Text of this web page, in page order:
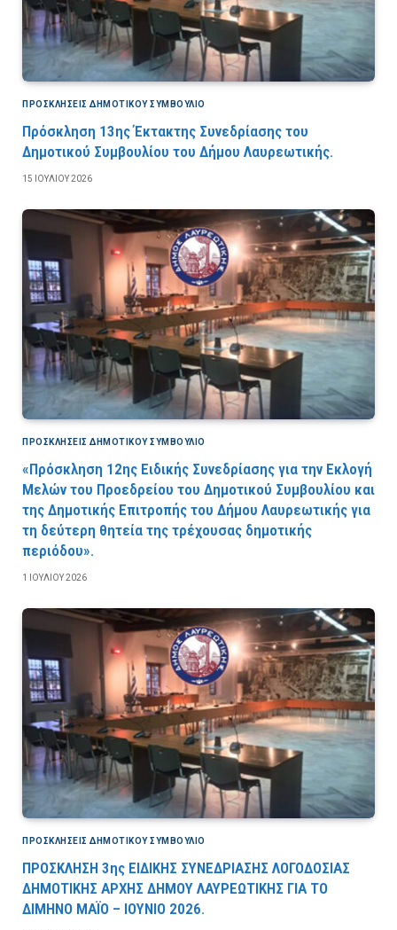
ΠΡΟΣΚΛΉΣΕΙΣ ΔΗΜΟΤΙΚΟΎ ΣΥΜΒΟΎΛΙΟ
Πρόσκληση 13ης Έκτακτης Συνεδρίασης του
Δημοτικού Συμβουλίου του Δήμου Λαυρεωτικής.
15 ΙΟΥΛΊΟΥ 2026
ΠΡΟΣΚΛΉΣΕΙΣ ΔΗΜΟΤΙΚΟΎ ΣΥΜΒΟΎΛΙΟ
«Πρόσκληση 12ης Ειδικής Συνεδρίασης για την Εκλογή
Μελών του Προεδρείου του Δημοτικού Συμβουλίου και
της Δημοτικής Επιτροπής του Δήμου Λαυρεωτικής για
τη δεύτερη θητεία της τρέχουσας δημοτικής
περιόδου».
1 ΙΟΥΛΊΟΥ 2026
ΠΡΟΣΚΛΉΣΕΙΣ ΔΗΜΟΤΙΚΟΎ ΣΥΜΒΟΎΛΙΟ
ΠΡΟΣΚΛΗΣΗ 3ης ΕΙΔΙΚΗΣ ΣΥΝΕΔΡΙΑΣΗΣ ΛΟΓΟΔΟΣΙΑΣ
ΔΗΜΟΤΙΚΗΣ ΑΡΧΗΣ ΔΗΜΟΥ ΛΑΥΡΕΩΤΙΚΗΣ ΓΙΑ ΤΟ
ΔΙΜΗΝΟ ΜΑΪΟ – ΙΟΥΝΙΟ 2026.